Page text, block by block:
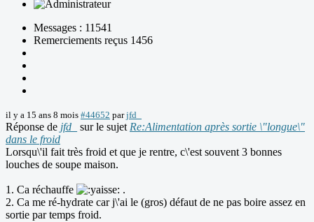
Messages : 11541
Remerciements reçus 1456
il y a 15 ans 8 mois #44652 parjfd_
Réponse de jfd_ sur le sujet Re:Alimentation après sortie \"longue\"
dans le froid
Lorsqu\'il fait très froid et que je rentre, c\'est souvent 3 bonnes
louches de soupe maison.
1. Ca réchauffe
.
2. Ca me ré-hydrate car j\'ai le (gros) défaut de ne pas boire assez en
sortie par temps froid.